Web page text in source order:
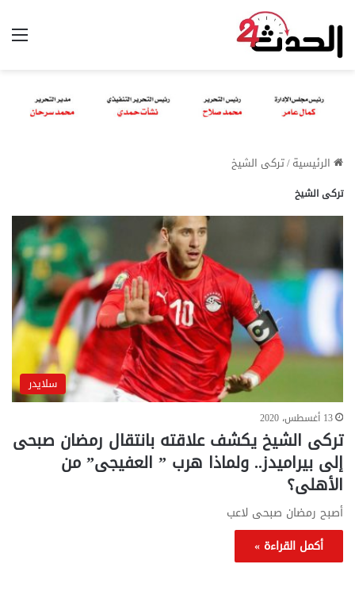
الرئيسية/تركى الشيخ
تركى الشيخ
سلايدر
13 أغسطس، 2020
تركى الشيخ يكشف علاقته بانتقال رمضان صبحى
إلى بيراميدز.. ولماذا هرب ” العفيجى” من
الأهلى؟
أصبح رمضان صبحى لاعب
أكمل القراءة »